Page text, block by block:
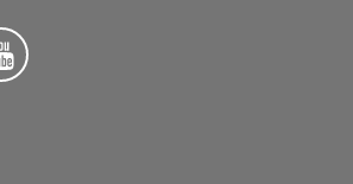
auf Instragram
auf Facebook
Die Pfarrei auf YouTube